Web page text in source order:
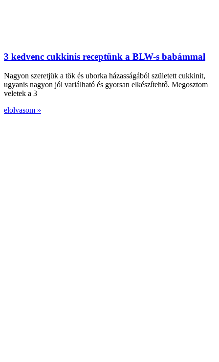
3 kedvenc cukkinis receptünk a BLW-s babámmal
Nagyon szeretjük a tök és uborka házasságából született cukkinit,
ugyanis nagyon jól variálható és gyorsan elkészítehtő. Megosztom
veletek a 3
elolvasom »